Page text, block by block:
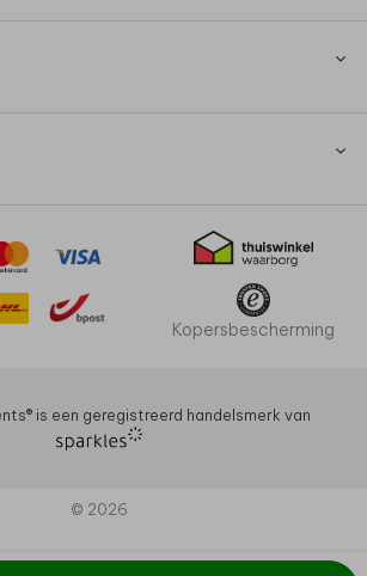
Kopersbescherming
is een geregistreerd handelsmerk van
© 2026